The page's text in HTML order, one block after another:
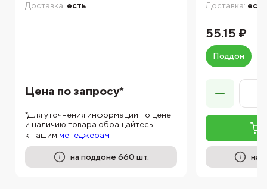
Доставка: есть
Цена по запросу*
*Для уточнения информации по цене
и наличию товара обращайтесь
к нашим менеджерам
на поддоне 660 шт.
Доставка: есть
55.15 ₽
Поддон
на